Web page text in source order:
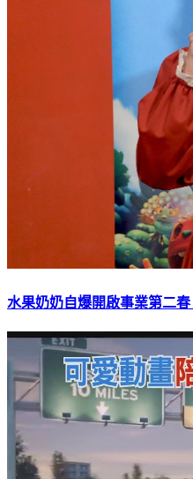
水果奶奶自爆開啟事業第二